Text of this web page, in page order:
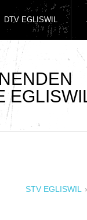
DTV EGLISWIL
STV EGLISWIL